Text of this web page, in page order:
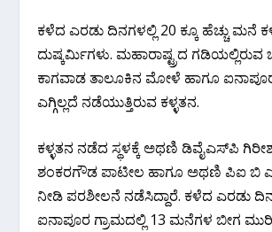
ಕಳೆದ ಎರಡು ದಿನಗಳಲ್ಲಿ 20 ಕ್ಕೂ ಹೆಚ್ಚು ಮನೆ
ದುಷ್ಕರ್ಮಿಗಳು. ಮಹಾರಾಷ್ಟ್ರದ
ಕಾಗವಾಡ ತಾಲೂಕಿನ ಮೋಳೆ ಹಾಗೂ
ಎಗ್ಗಿಲ್ಲದೆ ನಡೆಯುತ್ತಿರುವ ಕಳ್ಳತನ.
ಕಳ್ಳತನ ನಡೆದ ಸ್ಥಳಕ್ಕೆ ಅಥಣಿ ಡಿವೈಎಸ್‌ಪಿ
ಶಂಕರಗೌಡ ಪಾಟೀಲ ಹಾಗೂ ಅಥಣಿ ಪಿಐ ಬಿ
ನೀಡಿ ಪರಶೀಲನೆ ನಡೆಸಿದ್ದಾರೆ.‌ ಕಳೆದ ಎರಡು
ಐನಾಪೂರ ಗ್ರಾಮದಲ್ಲಿ 13 ಮನೆಗಳ ಬೀಗ